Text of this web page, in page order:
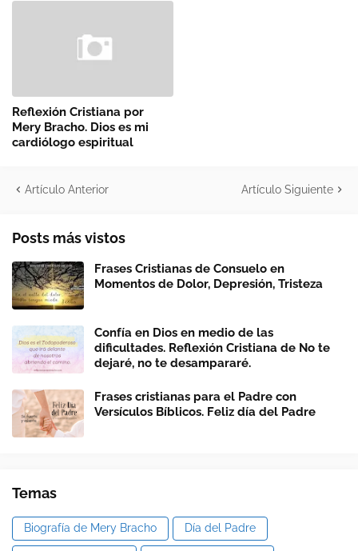
Reflexión Cristiana por
Mery Bracho. Dios es mi
cardiólogo espiritual
Artículo Anterior Artículo Siguiente
Posts más vistos
Frases Cristianas de Consuelo en
Momentos de Dolor, Depresión, Tristeza
Confía en Dios en medio de las
dificultades. Reflexión Cristiana de No te
dejaré, no te desampararé.
Frases cristianas para el Padre con
Versículos Bíblicos. Feliz día del Padre
Temas
Biografía de Mery Bracho Día del Padre